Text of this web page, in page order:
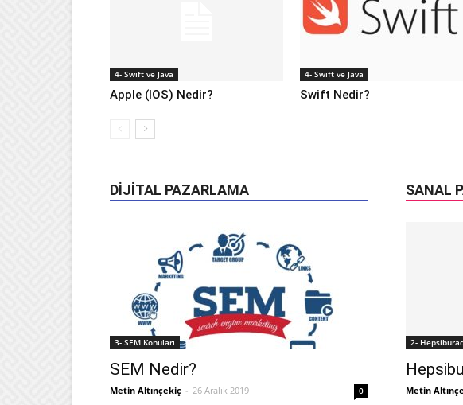
4- Swift ve Java
Apple (IOS) Nedir?
4- Swift ve Java
Swift Nedir?
DIJITAL PAZARLAMA
3- SEM Konuları
SEM Nedir?
Metin Altınçekiç - 26 Aralık 2019 0
SANAL
2-
Metin